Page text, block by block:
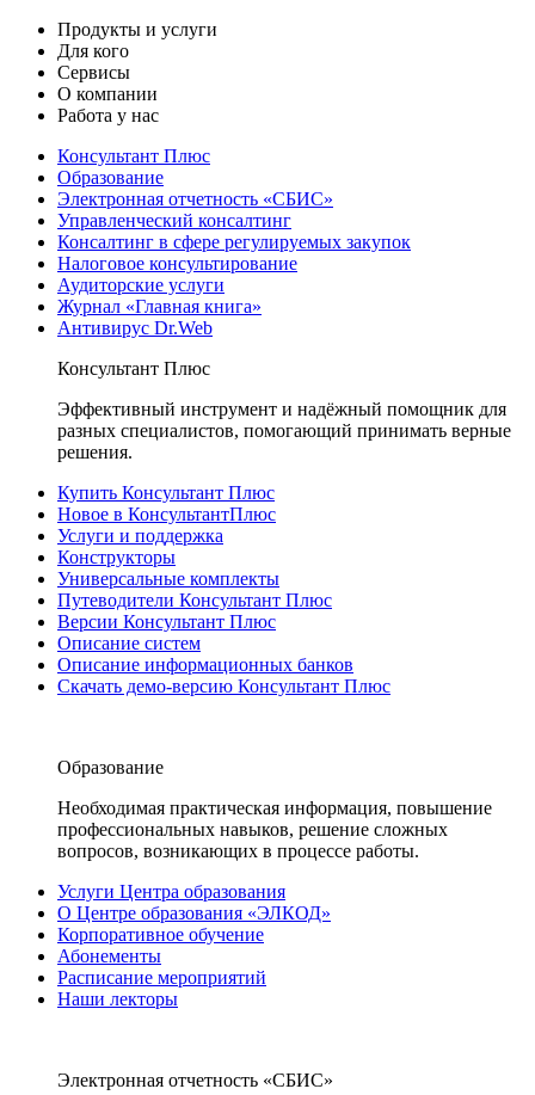
Продукты и услуги
Для кого
Сервисы
О компании
Работа у нас
Консультант Плюс
Образование
Электронная отчетность «СБИС»
Управленческий консалтинг
Консалтинг в сфере регулируемых закупок
Налоговое консультирование
Аудиторские услуги
Журнал «Главная книга»
Антивирус Dr.Web
Консультант Плюс
Эффективный инструмент и надёжный помощник для
разных специалистов, помогающий принимать верные
решения.
Купить Консультант Плюс
Новое в КонсультантПлюс
Услуги и поддержка
Конструкторы
Универсальные комплекты
Путеводители Консультант Плюс
Версии Консультант Плюс
Описание систем
Описание информационных банков
Скачать демо-версию Консультант Плюс
Образование
Необходимая практическая информация, повышение
профессиональных навыков, решение сложных
вопросов, возникающих в процессе работы.
Услуги Центра образования
О Центре образования «ЭЛКОД»
Корпоративное обучение
Абонементы
Расписание мероприятий
Наши лекторы
Электронная отчетность «СБИС»